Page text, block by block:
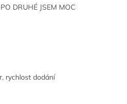
DRUHÉ JSEM MOC
rychlost dodání